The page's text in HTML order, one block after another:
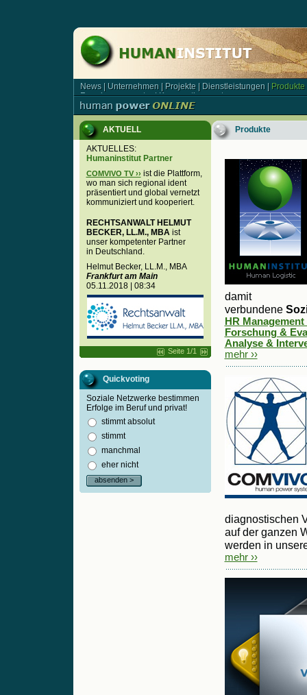
News | Unternehmen | Projekte | Dienstleistungen |
Forschungsagentur | Kooperationspartner
News| Unternehmen| Projekte| Dienstleistungen| Produkte
Forschungsagentur|Kooperationspartner
AKTUELL
Produkte
AKTUELLES:
Humaninstitut Partner
COMVIVO TV ›› ist die Plattform,
wo man sich regional ident
präsentiert und global vernetzt
kommuniziert und kooperiert.
RECHTSANWALT HELMUT
BECKER, LL.M., MBAist
unser kompetenter Partner
in Deutschland.
Helmut Becker, LL.M., MBA
Frankfurt am Main
05.11.2018 | 08:34
Seite 1/1
Quickvoting
Soziale Netzwerke bestimmen
Erfolge im Beruf und privat!
stimmt absolut
stimmt
manchmal
eher nicht
absenden >
damit
verbundene
HR
Forschung &
Analyse &
mehr ››
diagnostischen
auf der ganzen
werden in
mehr ››